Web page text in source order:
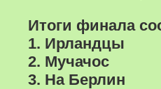
Итоги финала
1. Ирландцы
2. Мучачос
3. На Берлин